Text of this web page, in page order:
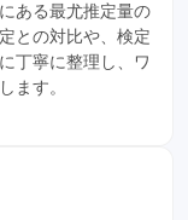
ある最尤推定量の
との対比や、検定
丁寧に整理し、ワ
ます。